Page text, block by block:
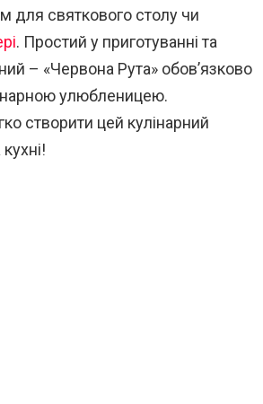
для святкового столу чи
. Простий у приготуванні та
– «Червона Рута» обов’язково
улюбленицею.
створити цей кулінарний